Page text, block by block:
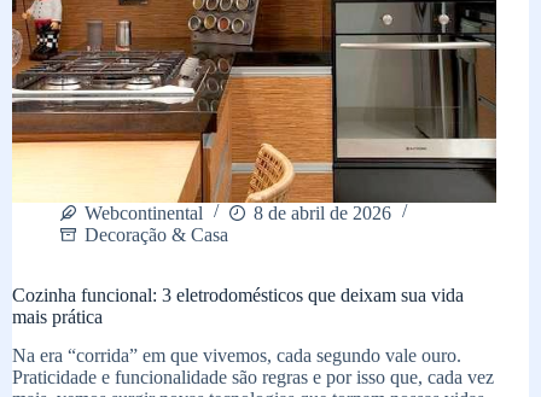
Webcontinental
8 de abril de 2026
Decoração & Casa
Cozinha funcional: 3 eletrodomésticos que deixam sua vida
mais prática
Na era “corrida” em que vivemos, cada segundo vale ouro.
Praticidade e funcionalidade são regras e por isso que, cada vez